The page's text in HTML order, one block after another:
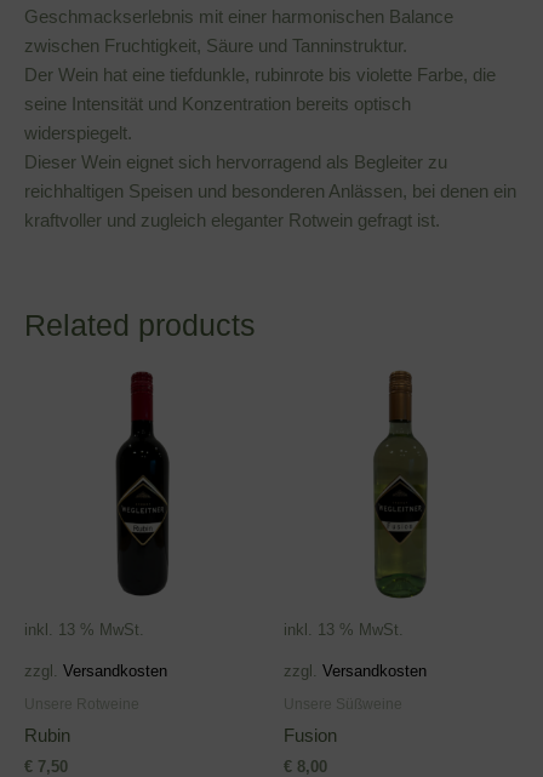
Geschmackserlebnis mit einer harmonischen Balance
zwischen Fruchtigkeit, Säure und Tanninstruktur.
Der Wein hat eine tiefdunkle, rubinrote bis violette Farbe, die
seine Intensität und Konzentration bereits optisch
widerspiegelt.
Dieser Wein eignet sich hervorragend als Begleiter zu
reichhaltigen Speisen und besonderen Anlässen, bei denen ein
kraftvoller und zugleich eleganter Rotwein gefragt ist.
Related products
inkl. 13 % MwSt.
zzgl. Versandkosten
Unsere Rotweine
Rubin
€ 7,50
inkl. 13 % MwSt.
zzgl. Versandkosten
Unsere Süßweine
Fusion
€ 8,00